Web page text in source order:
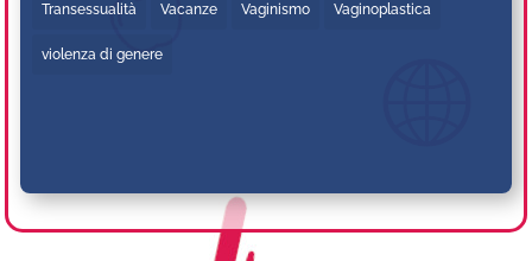
Transessualità Vacanze Vaginismo Vaginoplastica
violenza di genere